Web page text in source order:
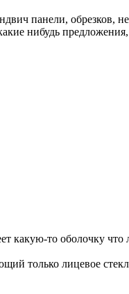
панели,
нибудь
какую-то оболочку что
только лицевое